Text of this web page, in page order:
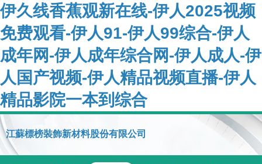
伊久线香蕉观新在线-伊人2025视频
免费观看-伊人91-伊人99综合-伊人
成年网-伊人成年综合网-伊人成人-伊
人国产视频-伊人精品视频直播-伊人
精品影院一本到综合
江蘇標榜裝飾新材料股份有限公司